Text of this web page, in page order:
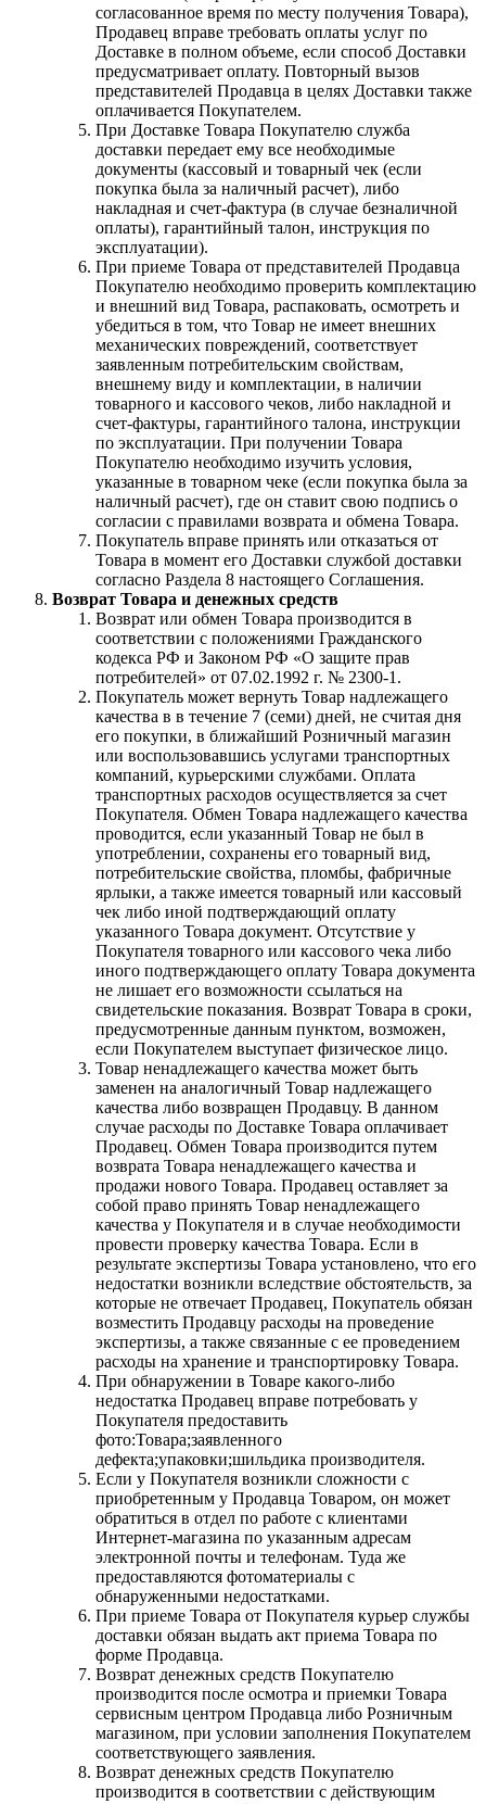
согласованное время по месту получения Товара),
Продавец вправе требовать оплаты услуг по
Доставке в полном объеме, если способ Доставки
предусматривает оплату. Повторный вызов
представителей Продавца в целях Доставки также
оплачивается Покупателем.
При Доставке Товара Покупателю служба
доставки передает ему все необходимые
документы (кассовый и товарный чек (если
покупка была за наличный расчет), либо
накладная и счет-фактура (в случае безналичной
оплаты), гарантийный талон, инструкция по
эксплуатации).
При приеме Товара от представителей Продавца
Покупателю необходимо проверить комплектацию
и внешний вид Товара, распаковать, осмотреть и
убедиться в том, что Товар не имеет внешних
механических повреждений, соответствует
заявленным потребительским свойствам,
внешнему виду и комплектации, в наличии
товарного и кассового чеков, либо накладной и
счет-фактуры, гарантийного талона, инструкции
по эксплуатации. При получении Товара
Покупателю необходимо изучить условия,
указанные в товарном чеке (если покупка была за
наличный расчет), где он ставит свою подпись о
согласии с правилами возврата и обмена Товара.
Покупатель вправе принять или отказаться от
Товара в момент его Доставки службой доставки
согласно Раздела 8 настоящего Соглашения.
Возврат Товара и денежных средств
Возврат или обмен Товара производится в
соответствии с положениями Гражданского
кодекса РФ и Законом РФ «О защите прав
потребителей» от 07.02.1992 г. № 2300-1.
Покупатель может вернуть Товар надлежащего
качества в в течение 7 (семи) дней, не считая дня
его покупки, в ближайший Розничный магазин
или воспользовавшись услугами транспортных
компаний, курьерскими службами. Оплата
транспортных расходов осуществляется за счет
Покупателя. Обмен Товара надлежащего качества
проводится, если указанный Товар не был в
употреблении, сохранены его товарный вид,
потребительские свойства, пломбы, фабричные
ярлыки, а также имеется товарный или кассовый
чек либо иной подтверждающий оплату
указанного Товара документ. Отсутствие у
Покупателя товарного или кассового чека либо
иного подтверждающего оплату Товара документа
не лишает его возможности ссылаться на
свидетельские показания. Возврат Товара в сроки,
предусмотренные данным пунктом, возможен,
если Покупателем выступает физическое лицо.
Товар ненадлежащего качества может быть
заменен на аналогичный Товар надлежащего
качества либо возвращен Продавцу. В данном
случае расходы по Доставке Товара оплачивает
Продавец. Обмен Товара производится путем
возврата Товара ненадлежащего качества и
продажи нового Товара. Продавец оставляет за
собой право принять Товар ненадлежащего
качества у Покупателя и в случае необходимости
провести проверку качества Товара. Если в
результате экспертизы Товара установлено, что его
недостатки возникли вследствие обстоятельств, за
которые не отвечает Продавец, Покупатель обязан
возместить Продавцу расходы на проведение
экспертизы, а также связанные с ее проведением
расходы на хранение и транспортировку Товара.
При обнаружении в Товаре какого-либо
недостатка Продавец вправе потребовать у
Покупателя предоставить
фото:Товара;заявленного
дефекта;упаковки;шильдика производителя.
Если у Покупателя возникли сложности с
приобретенным у Продавца Товаром, он может
обратиться в отдел по работе с клиентами
Интернет-магазина по указанным адресам
электронной почты и телефонам. Туда же
предоставляются фотоматериалы с
обнаруженными недостатками.
При приеме Товара от Покупателя курьер службы
доставки обязан выдать акт приема Товара по
форме Продавца.
Возврат денежных средств Покупателю
производится после осмотра и приемки Товара
сервисным центром Продавца либо Розничным
магазином, при условии заполнения Покупателем
соответствующего заявления.
Возврат денежных средств Покупателю
производится в соответствии с действующим